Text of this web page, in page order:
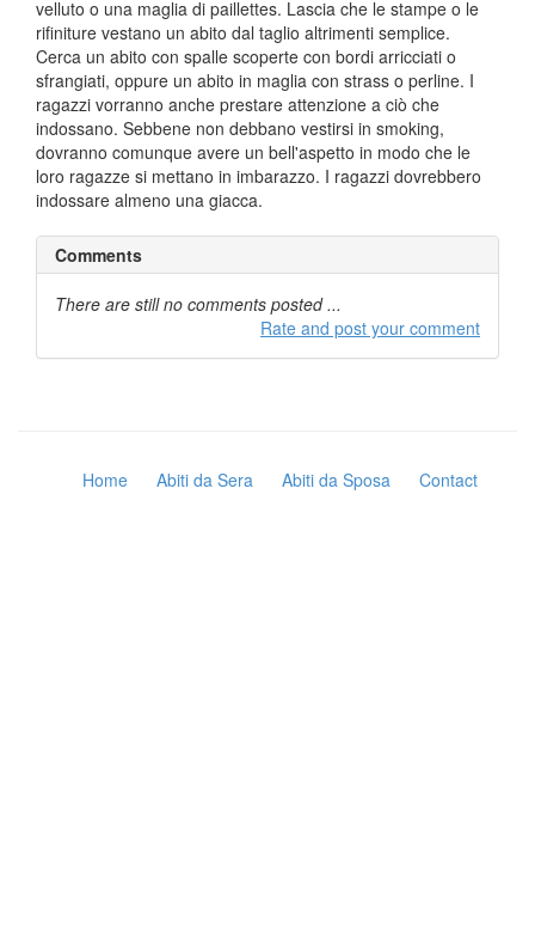
velluto o una maglia di paillettes. Lascia che le stampe o le
rifiniture vestano un abito dal taglio altrimenti semplice.
Cerca un abito con spalle scoperte con bordi arricciati o
sfrangiati, oppure un abito in maglia con strass o perline. I
ragazzi vorranno anche prestare attenzione a ciò che
indossano. Sebbene non debbano vestirsi in smoking,
dovranno comunque avere un bell'aspetto in modo che le
loro ragazze si mettano in imbarazzo. I ragazzi dovrebbero
indossare almeno una giacca.
Comments
There are still no comments posted ...
Rate and post your comment
Home Abiti da Sera Abiti da Sposa Contact